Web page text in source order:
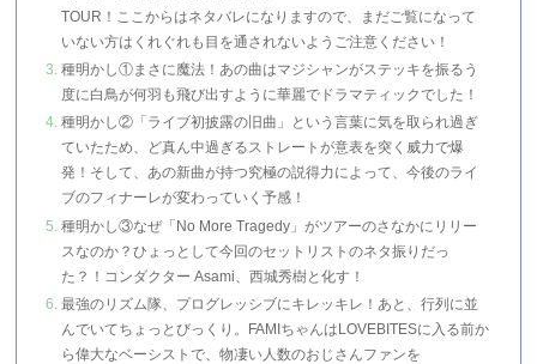
TOUR！ここからはネタバレになりますので、まだご覧になって
いない方はくれぐれも目を通されないようご注意ください！
種明かし①まさに魔法！あの曲はマジシャンがステッキを振るう
度に白鳥が何羽も飛び出すように華麗でドラマティックでした！
種明かし②「ライブ初披露の旧曲」という言葉に気を取られ過ぎ
ていたため、ど真ん中過ぎるストレートが意表を突く威力で爆
発！そして、あの新曲が持つ究極の説得力によって、今後のライ
ブのフィナーレが変わっていく予感！
種明かし③なぜ「No More Tragedy」がツアーのさなかにリリー
スなのか？ひょっとして今回のセットリストのネタ振りだっ
た？！コンダクター Asami、西城秀樹と化す！
最強のリズム隊、プログレッシブにキレッキレ！あと、行列に並
んでいてちょっとびっくり。FAMIちゃんはLOVEBITESに入る前か
ら偉大なベーシストで、物凄い人数のおじさんファンを